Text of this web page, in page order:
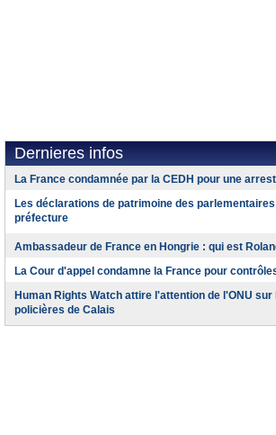
Dernieres infos
La France condamnée par la CEDH pour une
Les déclarations de patrimoine des
préfecture
Ambassadeur de France en Hongrie : qui est
La Cour d'appel condamne la France pour
Human Rights Watch attire l'attention de l'ONU
policières de Calais